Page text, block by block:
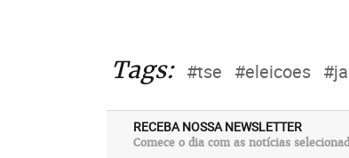
Tags: #tse #eleicoes
RECEBA NOSSA NEWSLETTER
Comece o dia com as notícias